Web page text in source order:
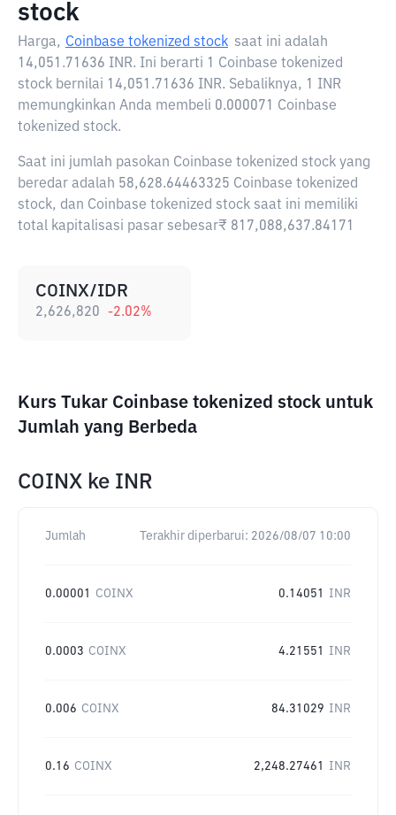
stock
Harga, Coinbase tokenized stock saat ini adalah
14,051.71636 INR. Ini berarti 1 Coinbase tokenized
stock bernilai 14,051.71636 INR. Sebaliknya, 1 INR
memungkinkan Anda membeli 0.000071 Coinbase
tokenized stock.
Saat ini jumlah pasokan Coinbase tokenized stock yang
beredar adalah 58,628.64463325 Coinbase tokenized
stock, dan Coinbase tokenized stock saat ini memiliki
total kapitalisasi pasar sebesar₹ 817,088,637.84171
COINX/IDR
2,626,820 -2.02%
Kurs Tukar Coinbase tokenized stock untuk
Jumlah yang Berbeda
COINX ke INR
Jumlah Terakhir diperbarui: 2026/08/07 10:00
0.00001 COINX 0.14051 INR
0.0003 COINX 4.21551 INR
0.006 COINX 84.31029 INR
0.16 COINX 2,248.27461 INR